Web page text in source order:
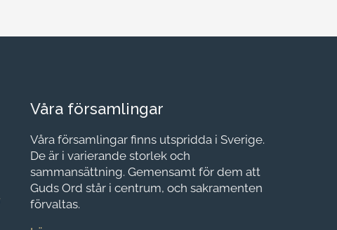
Våra församlingar
Våra församlingar finns utspridda i Sverige.
De är i varierande storlek och
sammansättning. Gemensamt för dem att
Guds Ord står i centrum, och sakramenten
förvaltas.